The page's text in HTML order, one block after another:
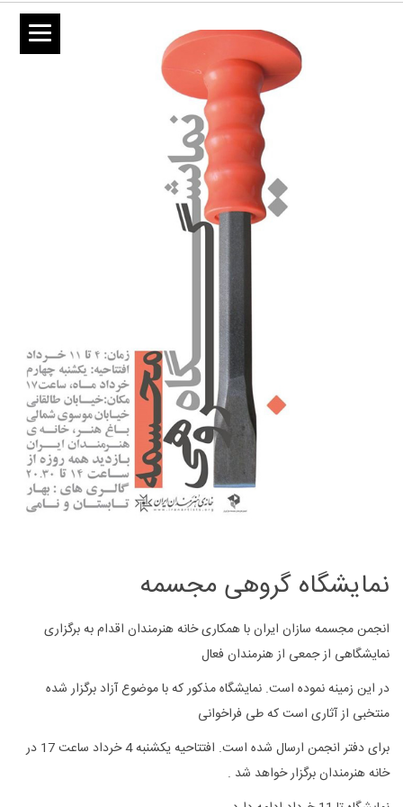
نمایشگاه گروهی مجسمه
انجمن مجسمه سازان ایران با همکاری خانه هنرمندان اقدام به برگزاری
نمایشگاهی از جمعی از هنرمندان فعال
در این زمینه نموده است. نمایشگاه مذکور که با موضوع آزاد برگزار شده
منتخبی از آثاری است که طی فراخوانی
برای دفتر انجمن ارسال شده است. افتتاحیه یکشنبه 4 خرداد ساعت 17 در
خانه هنرمندان برگزار خواهد شد .